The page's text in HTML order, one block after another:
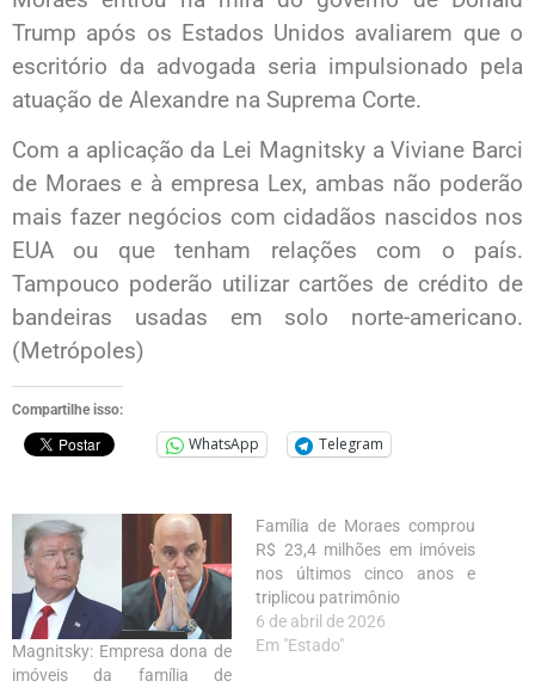
Trump após os Estados Unidos avaliarem que o
escritório da advogada seria impulsionado pela
atuação de Alexandre na Suprema Corte.
Com a aplicação da Lei Magnitsky a Viviane Barci
de Moraes e à empresa Lex, ambas não poderão
mais fazer negócios com cidadãos nascidos nos
EUA ou que tenham relações com o país.
Tampouco poderão utilizar cartões de crédito de
bandeiras usadas em solo norte-americano.
(Metrópoles)
Compartilhe isso:
WhatsApp Telegram
Magnitsky: Empresa dona de
imóveis da família de
Família de Moraes comprou
R$ 23,4 milhões em imóveis
nos últimos cinco anos e
triplicou patrimônio
6 de abril de 2026
Em "Estado"